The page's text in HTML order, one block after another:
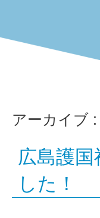
アーカイブ :
広島護
した！